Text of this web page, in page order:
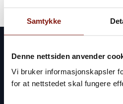
Samtykke
Denne nettsiden anvender
Vi bruker informasjonskapsler
for at nettstedet skal fungere
En glede i hverdagen!